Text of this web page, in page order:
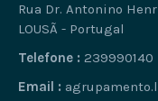
Rua Dr. Antonino
LOUSÃ - Portugal
Telefone : 239990140
Email :